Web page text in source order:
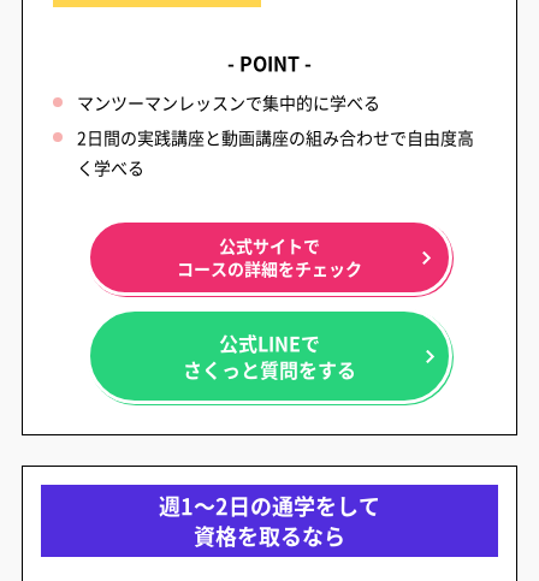
- POINT -
マンツーマンレッスンで集中的に学べる
2日間の実践講座と動画講座の組み合わせで自由度高
く学べる
公式サイトで
コースの詳細をチェック
公式LINEで
さくっと質問をする
週1～2日の通学をして
資格を取るなら